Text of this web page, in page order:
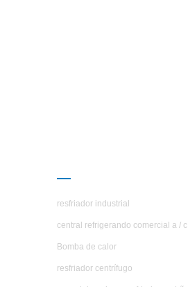
resfriador industrial
central refrigerando comercial a / c
Bomba de calor
resfriador centrífugo